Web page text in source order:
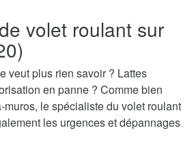
volet roulant sur
veut plus rien savoir ? Lattes
en panne ? Comme bien
muros, le spécialiste du volet roulant
les urgences et dépannages